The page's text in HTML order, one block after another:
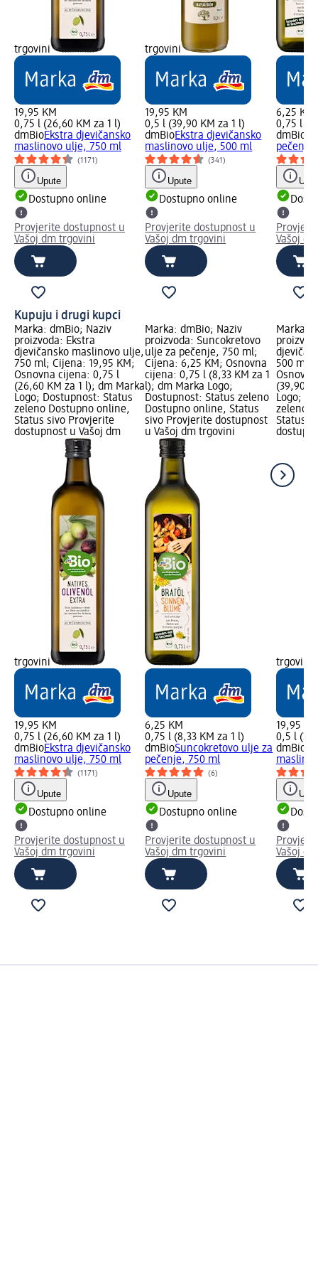
trgovini
19,95 KM
0,75 l (26,60 KM za 1 l)
dmBioEkstra djevičansko
maslinovo ulje, 750 ml
(1171)
Upute
Dostupno online
Provjerite dostupnost u
Vašoj dm trgovini
trgovini
19,95 KM
0,5 l (39,90 KM za 1 l)
dmBioEkstra djevičansko
maslinovo ulje, 500 ml
(341)
Upute
Dostupno online
Provjerite dostupnost u
Vašoj dm trgovini
6,25 KM
0,75 l
dmBio
Vašoj
Kupuju i drugi kupci
Marka: dmBio; Naziv
proizvoda: Ekstra
djevičansko maslinovo ulje,
750 ml; Cijena: 19,95 KM;
Osnovna cijena: 0,75 l
(26,60 KM za 1 l); dm Marka
Logo; Dostupnost: Status
zeleno Dostupno online,
Status sivo Provjerite
dostupnost u Vašoj dm
trgovini
19,95 KM
0,75 l (26,60 KM za 1 l)
dmBioEkstra djevičansko
maslinovo ulje, 750 ml
(1171)
Upute
Dostupno online
Provjerite dostupnost u
Vašoj dm trgovini
Marka: dmBio; Naziv
proizvoda: Suncokretovo
ulje za pečenje, 750 ml;
Cijena: 6,25 KM; Osnovna
cijena: 0,75 l (8,33 KM za 1
l); dm Marka Logo;
Dostupnost: Status zeleno
Dostupno online, Status
sivo Provjerite dostupnost
u Vašoj dm trgovini
6,25 KM
0,75 l (8,33 KM za 1 l)
dmBioSuncokretovo ulje za
pečenje, 750 ml
(6)
Upute
Dostupno online
Provjerite dostupnost u
Vašoj dm trgovini
Marka:
500 ml;
(39,90
Logo;
zeleno
Status
trgovini
19,95 KM
0,5 l
dmBio
Vašoj